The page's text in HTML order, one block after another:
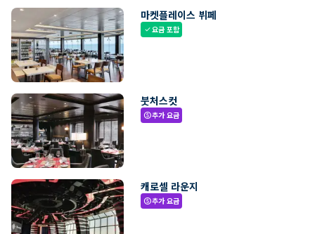
마켓플레이스 뷔페
check요금 포함
붓처스컷
paid추가 요금
캐로셀 라운지
paid추가 요금